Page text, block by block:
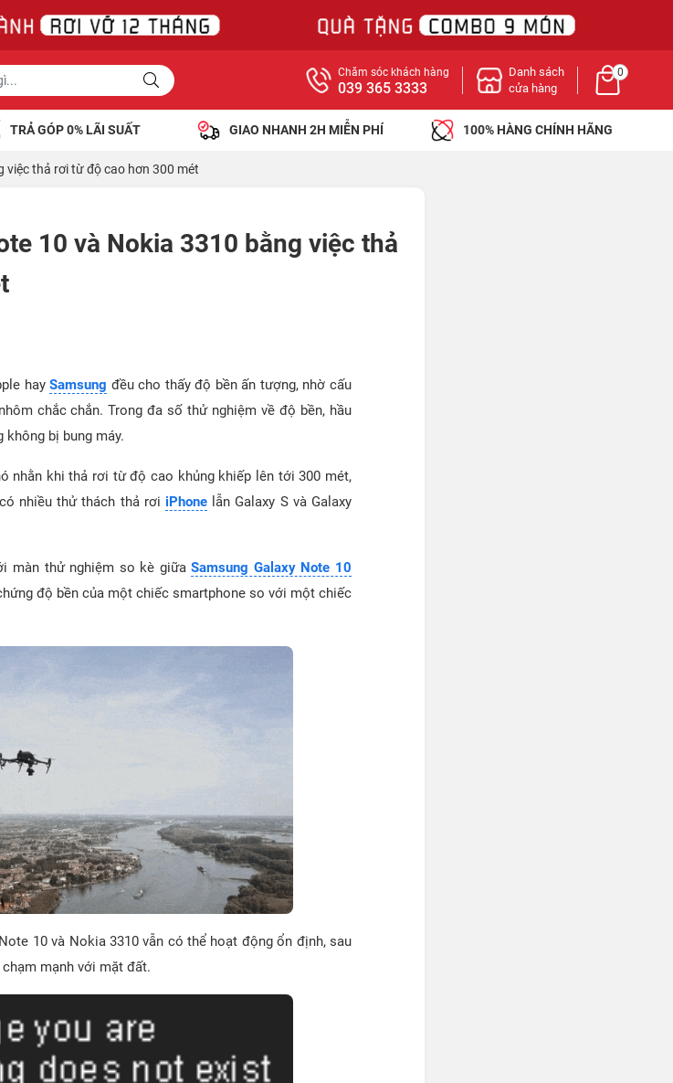
Chăm sóc khách hàng
039 365 3333
Danh sách
cửa hàng
0
TRẢ GÓP 0% LÃI SUẤT GIAO NHANH 2H MIỄN PHÍ 100% HÀNG CHÍNH HÃNG
việc thả rơi từ độ cao hơn 300 mét
10 và Nokia 3310 bằng việc thả
haySamsung đều cho thấy độ bền ấn tượng, nhờ cấu
chắc chắn. Trong đa số thử nghiệm về độ bền, hầu
không bị bung máy.
nhằn khi thả rơi từ độ cao khủng khiếp lên tới 300 mét,
nhiều thử thách thả rơi iPhone lẫn Galaxy S và Galaxy
màn thử nghiệm so kè giữaSamsung Galaxy Note 10
độ bền của một chiếc smartphone so với một chiếc
10 và Nokia 3310 vẫn có thể hoạt động ổn định, sau
mạnh với mặt đất.